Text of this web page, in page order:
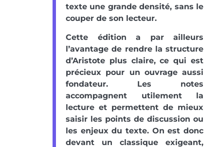
texte une grande densité, sans le
couper de son lecteur.
Cette édition a par ailleurs
l’avantage de rendre la structure
d’Aristote plus claire, ce qui est
précieux pour un ouvrage aussi
fondateur. Les notes
accompagnent utilement la
lecture et permettent de mieux
saisir les points de discussion ou
les enjeux du texte. On est donc
devant un classique exigeant,